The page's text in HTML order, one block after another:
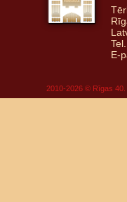
E-
2010-2026 © Rīgas